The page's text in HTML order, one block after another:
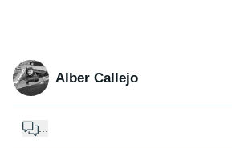
Alber Callejo
...